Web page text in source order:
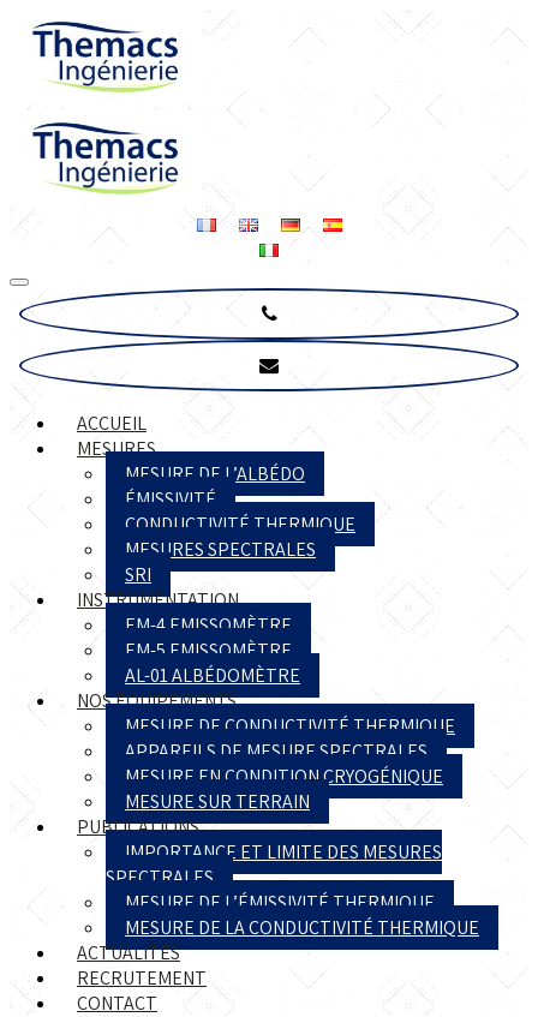
ACCUEIL
MESURES
MESURE DE L’ALBÉDO
ÉMISSIVITÉ
CONDUCTIVITÉ THERMIQUE
MESURES SPECTRALES
SRI
INSTRUMENTATION
EM-4 EMISSOMÈTRE
EM-5 EMISSOMÈTRE
AL-01 ALBÉDOMÈTRE
NOS ÉQUIPEMENTS
MESURE DE CONDUCTIVITÉ THERMIQUE
APPAREILS DE MESURE SPECTRALES
MESURE EN CONDITION CRYOGÉNIQUE
MESURE SUR TERRAIN
PUBLICATIONS
IMPORTANCE ET LIMITE DES MESURES
SPECTRALES
MESURE DE L’ÉMISSIVITÉ THERMIQUE
MESURE DE LA CONDUCTIVITÉ THERMIQUE
ACTUALITÉS
RECRUTEMENT
CONTACT